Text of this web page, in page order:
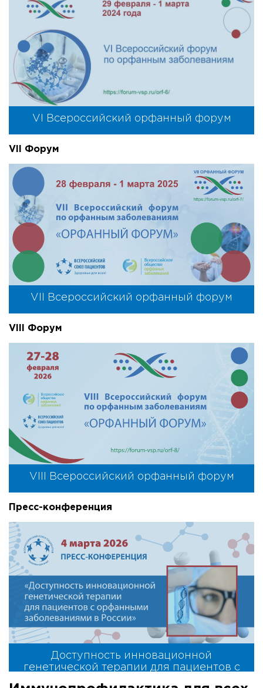
VI Всероссийский орфанный форум
VII Форум
VII Всероссийский орфанный форум
VIII Форум
VIII Всероссийский орфанный форум
Пресс-конференция
Доступность инновационной
генетической терапии для пациентов с